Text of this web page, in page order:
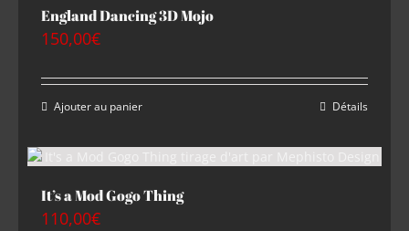
England Dancing 3D Mojo
150,00€
Ajouter au panier Détails
It’s a Mod Gogo Thing
110,00€